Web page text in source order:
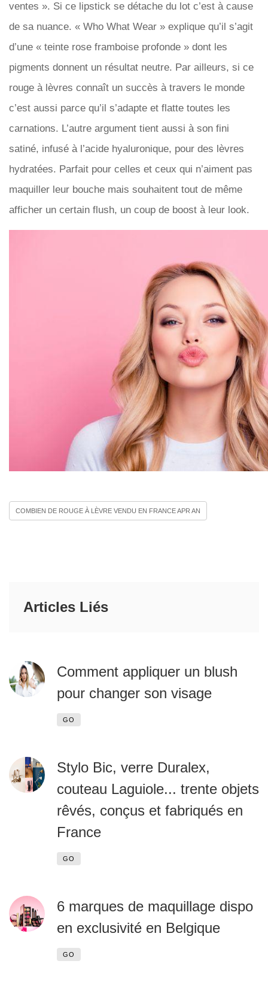
ventes ». Si ce lipstick se détache du lot c’est à cause
de sa nuance. « Who What Wear » explique qu’il s’agit
d’une « teinte rose framboise profonde » dont les
pigments donnent un résultat neutre. Par ailleurs, si ce
rouge à lèvres connaît un succès à travers le monde
c’est aussi parce qu’il s’adapte et flatte toutes les
carnations. L’autre argument tient aussi à son fini
satiné, infusé à l’acide hyaluronique, pour des lèvres
hydratées. Parfait pour celles et ceux qui n’aiment pas
maquiller leur bouche mais souhaitent tout de même
afficher un certain flush, un coup de boost à leur look.
COMBIEN DE ROUGE À LÈVRE VENDU EN FRANCE APR AN
Articles Liés
Comment appliquer un blush
pour changer son visage
GO
Stylo Bic, verre Duralex,
couteau Laguiole... trente objets
rêvés, conçus et fabriqués en
France
GO
6 marques de maquillage dispo
en exclusivité en Belgique
GO